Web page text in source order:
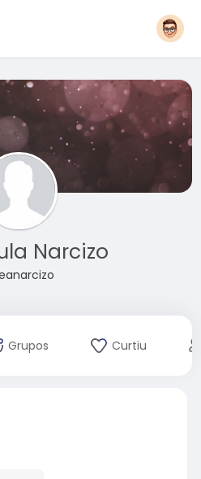
Narcizo
Grupos Curtiu